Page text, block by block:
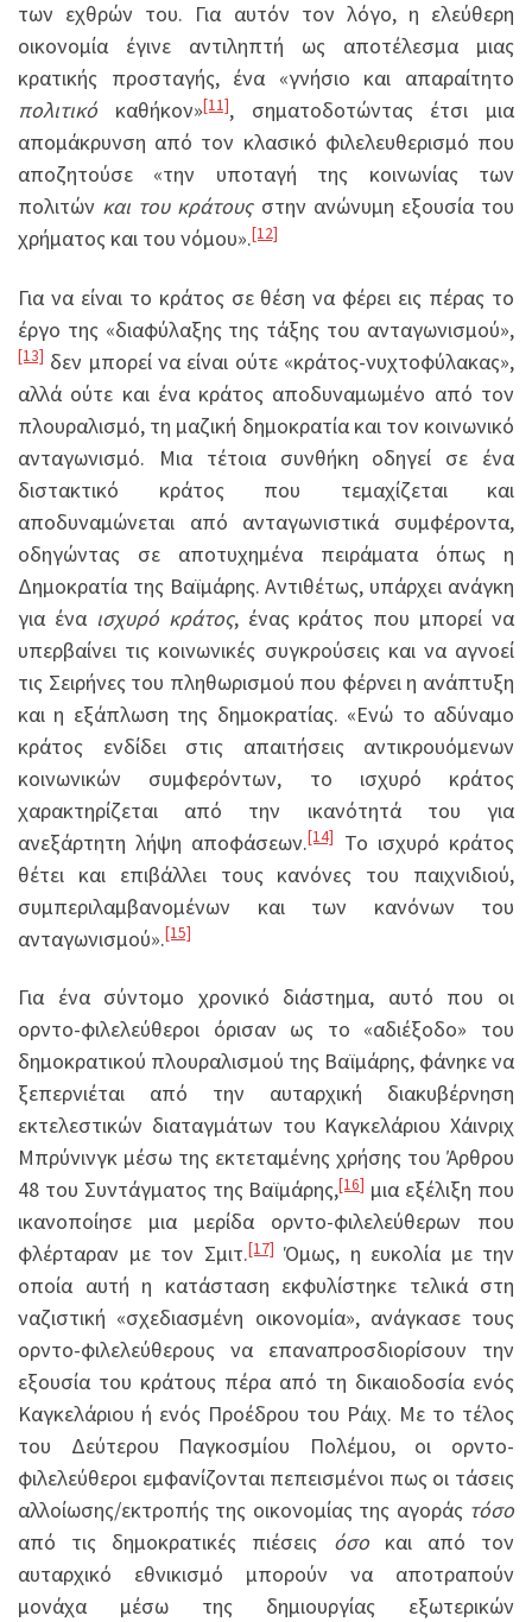
των εχθρών του. Για αυτόν τον λόγο, η ελεύθερη
οικονομία έγινε αντιληπτή ως αποτέλεσμα μιας
κρατικής προσταγής, ένα «γνήσιο και απαραίτητο
πολιτικό καθήκον»[11], σηματοδοτώντας έτσι μια
απομάκρυνση από τον κλασικό φιλελευθερισμό που
αποζητούσε «την υποταγή της κοινωνίας των
πολιτών και του κράτουςστην ανώνυμη εξουσία του
χρήματος και του νόμου».[12]
Για να είναι το κράτος σε θέση να φέρει εις πέρας το
έργο της «διαφύλαξης της τάξης του ανταγωνισμού»,
[13] δεν μπορεί να είναι ούτε «κράτος-νυχτοφύλακας»,
αλλά ούτε και ένα κράτος αποδυναμωμένο από τον
πλουραλισμό, τη μαζική δημοκρατία και τον κοινωνικό
ανταγωνισμό. Μια τέτοια συνθήκη οδηγεί σε ένα
διστακτικό κράτος που τεμαχίζεται και
αποδυναμώνεται από ανταγωνιστικά συμφέροντα,
οδηγώντας σε αποτυχημένα πειράματα όπως η
Δημοκρατία της Βαϊμάρης. Αντιθέτως, υπάρχει ανάγκη
για ένα ισχυρό κράτος, ένας κράτος που μπορεί να
υπερβαίνει τις κοινωνικές συγκρούσεις και να αγνοεί
τις Σειρήνες του πληθωρισμού που φέρνει η ανάπτυξη
και η εξάπλωση της δημοκρατίας. «Ενώ το αδύναμο
κράτος ενδίδει στις απαιτήσεις αντικρουόμενων
κοινωνικών συμφερόντων, το ισχυρό κράτος
χαρακτηρίζεται από την ικανότητά του για
ανεξάρτητη λήψη αποφάσεων.[14]
Το ισχυρό κράτος
θέτει και επιβάλλει τους κανόνες του παιχνιδιού,
συμπεριλαμβανομένων και των κανόνων του
ανταγωνισμού».[15]
Για ένα σύντομο χρονικό διάστημα, αυτό που οι
ορντο-φιλελεύθεροι όρισαν ως το «αδιέξοδο» του
δημοκρατικού πλουραλισμού της Βαϊμάρης, φάνηκε να
ξεπερνιέται από την αυταρχική διακυβέρνηση
εκτελεστικών διαταγμάτων του Καγκελάριου Χάινριχ
Μπρύνινγκ μέσω της εκτεταμένης χρήσης του Άρθρου
48 του Συντάγματος της Βαϊμάρης,[16] μια εξέλιξη που
ικανοποίησε μια μερίδα ορντο-φιλελεύθερων που
φλέρταραν με τον Σμιτ.[17] Όμως, η ευκολία με την
οποία αυτή η κατάσταση εκφυλίστηκε τελικά στη
ναζιστική «σχεδιασμένη οικονομία», ανάγκασε τους
ορντο-φιλελεύθερους να επαναπροσδιορίσουν την
εξουσία του κράτους πέρα από τη δικαιοδοσία ενός
Καγκελάριου ή ενός Προέδρου του Ράιχ. Με το τέλος
του Δεύτερου Παγκοσμίου Πολέμου, οι ορντο-
φιλελεύθεροι εμφανίζονται πεπεισμένοι πως οι τάσεις
αλλοίωσης/εκτροπής της οικονομίας της αγοράς τόσο
από τις δημοκρατικές πιέσεις όσοκαι από τον
αυταρχικό εθνικισμό μπορούν να αποτραπούν
μονάχα μέσω της δημιουργίας εξωτερικών